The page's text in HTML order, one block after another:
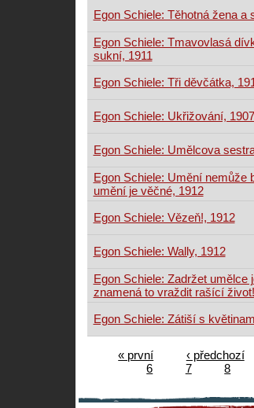
Egon Schiele: Těhotná žena a
Egon Schiele: Tmavovlasá
sukní, 1911
Egon Schiele: Tři děvčátka,
Egon Schiele: Ukřižování, 1907
Egon Schiele: Umělcova
Egon Schiele: Umění nemůže
umění je věčné, 1912
Egon Schiele: Vězeň!, 1912
Egon Schiele: Wally, 1912
Egon Schiele: Zadržet umělce
znamená to vraždit rašící
Egon Schiele: Zátiší s
« první ‹ předchozí
6
7 8